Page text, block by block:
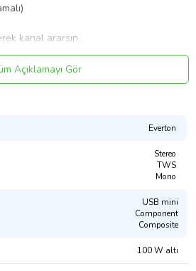
kanal ararsın
parçadır
da bu düğmeyle yapılır
bulunur
ve dekoratif olur
Açıklamayı Gör
Everton
Stereo
TWS
Mono
USB mini
Component
Composite
100 W altı